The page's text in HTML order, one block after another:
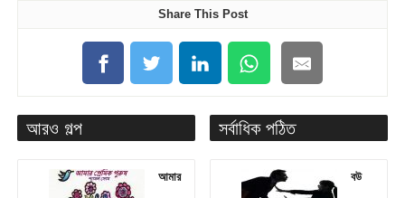
Share This Post
আরও গল্প
আমার
সর্বাধিক পঠিত
বউ